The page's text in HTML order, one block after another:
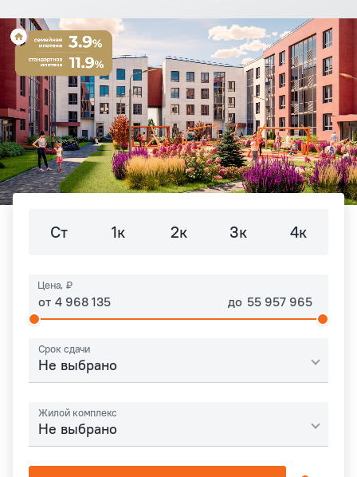
Ст 1к 2к 3к 4к
Цена, ₽
от до
Срок сдачи
Не выбрано
Жилой комплекс
Не выбрано